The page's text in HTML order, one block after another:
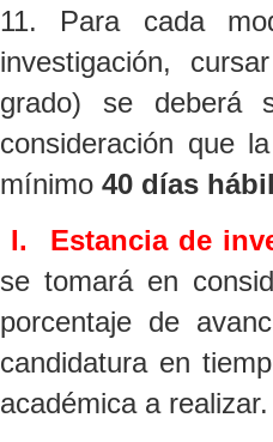
11. Para cada
investigación,
grado) se deberá
consideración que
mínimo 40 días
I. Estancia de
se tomará en
porcentaje de
candidatura en
académica a realizar.